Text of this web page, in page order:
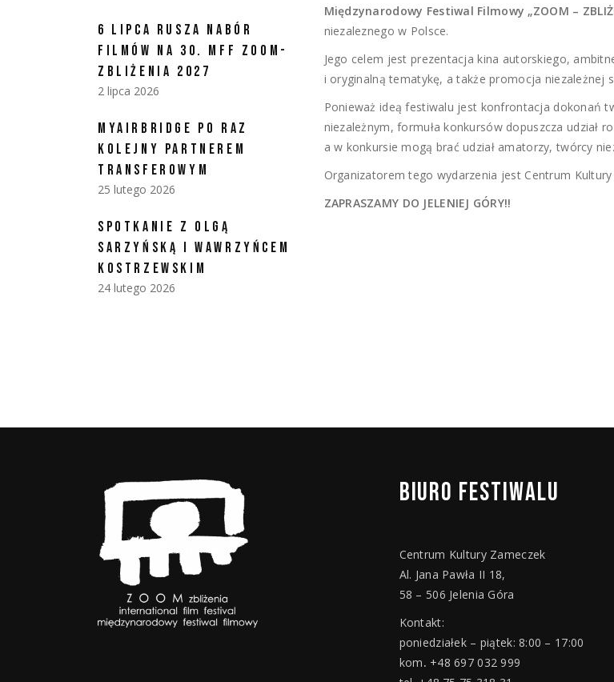
Międzynarodowy Festiwal Filmowy „ZOOM –
niezaleznego w Polsce.
Jego celem jest prezentacja kina autorskiego,
i oryginalną tematykę, a także promocja niezależnej
Ponieważ ideą festiwalu jest konfrontacja dokonań
niezależnym, formuła konkursów dopuszcza udział
a w konkursie mogą brać udział amatorzy, twórcy
Organizatorem tego wydarzenia jest Centrum
ZAPRASZAMY DO JELENIEJ GÓRY!!
6 LIPCA RUSZA NABÓR
FILMÓW NA 30. MFF ZOOM-
ZBLIŻENIA 2027
2 lipca 2026
MYAIRBRIDGE PO RAZ
KOLEJNY PARTNEREM
TRANSFEROWYM
25 lutego 2026
SPOTKANIE Z OLGĄ
SARZYŃSKĄ I WAWRZYŃCEM
KOSTRZEWSKIM
24 lutego 2026
BIURO FESTIWALU
Centrum Kultury Zameczek
Al. Jana Pawła II 18,
58 – 506 Jelenia Góra
Kontakt:
poniedziałek – piątek: 8:00 – 17:00
kom. +48 697 032 999